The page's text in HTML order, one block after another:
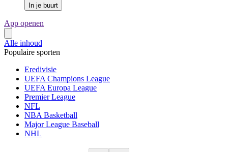
In je buurt
App openen
Alle inhoud
Populaire sporten
Eredivisie
UEFA Champions League
UEFA Europa League
Premier League
NFL
NBA Basketball
Major League Baseball
NHL